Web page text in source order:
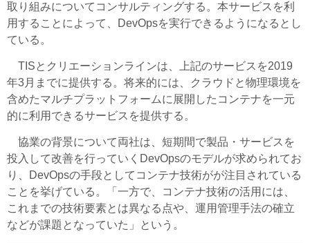
取り組みについてコンサルティングする。本サービスを利
用することによって、DevOpsを実行できるようになるとし
ている。
TISとクリエーションラインは、上記のサービスを2019
年3月までに提供する。将来的には、クラウドと物理環境を
含めたマルチプラットフォームに展開したコンテナを一元
的に利用できるサービスを提供する。
協業の背景について両社は、短期間で製品・サービスを
投入して改善を行っていくDevOpsのモデルが求められてお
り、DevOpsの手段としてコンテナ技術がが注目されている
ことを挙げている。「一方で、コンテナ技術の活用には、
これまでの技術要素とは異なる点や、運用管理手法の確立
などが課題となっていた」という。